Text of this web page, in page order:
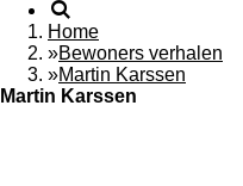
Home
»Bewoners verhalen
»Martin Karssen
Martin Karssen